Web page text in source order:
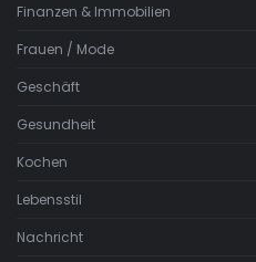
Finanzen & Immobilien
Frauen / Mode
Geschäft
Gesundheit
Kochen
Lebensstil
Nachricht